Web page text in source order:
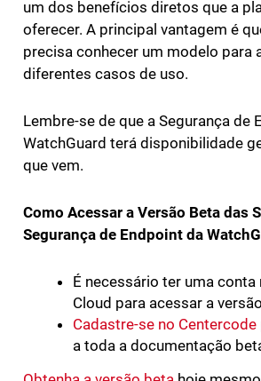
um dos benefícios diretos que a
oferecer. A principal vantagem é
precisa conhecer um modelo para
diferentes casos de uso.
Lembre-se de que a Segurança de
WatchGuard terá disponibilidade
que vem.
Como Acessar a Versão Beta das
Segurança de Endpoint da
É necessário ter uma conta
Cloud para acessar a
Cadastre-se no Centercode
a toda a documentação